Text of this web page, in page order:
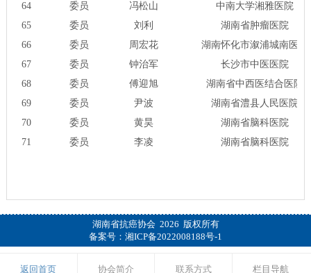
64
委员 冯松山
中南大学湘雅医院
65
委员 刘利
湖南省肿瘤医院
66
委员 周宏花
湖南怀化市溆浦城南医院
67
委员 钟治军
长沙市中医医院
68
委员 傅迎旭
湖南省中西医结合医院
69
委员 尹波
湖南省澧县人民医院
70
委员 黄昊
湖南省脑科医院
71
委员 李凌 湖南省脑科医院
湖南省抗癌协会 2026 版权所有
备案号： 湘ICP备2022008188号-1
返回首页 协会简介 联系方式 栏目导航